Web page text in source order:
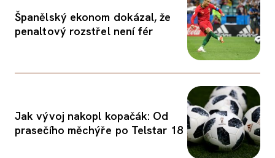
Španělský ekonom dokázal, že
penaltový rozstřel není fér
Jak vývoj nakopl kopačák: Od
prasečího měchýře po Telstar 18